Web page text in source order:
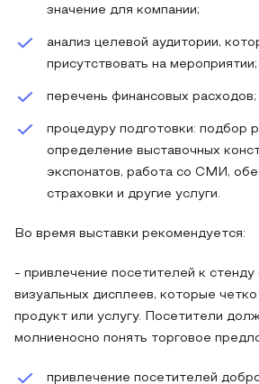
значение для компании;
анализ целевой аудитории,
присутствовать на мероприятии;
перечень финансовых расходов;
процедуру подготовки: подбор
определение выставочных
экспонатов, работа со СМИ,
страховки и другие услуги.
Во время выставки рекомендуется:
- привлечение посетителей к
визуальных дисплеев, которые
продукт или услугу. Посетители
молниеносно понять торговое
привлечение посетителей